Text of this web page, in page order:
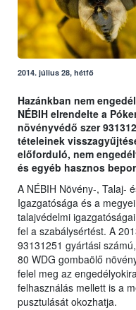
2014. július 28, hétfő
Hazánkban nem
NÉBIH elrendelte a
növényvédő szer
tételeinek
előforduló, nem
és egyéb hasznos
A NÉBIH Növény-, Talaj-
Igazgatósága és a
talajvédelmi
fel a szabálysértést. A
93131251 gyártási
80 WDG gombaölő
felel meg az
felhasználás mellett is a
pusztulását okozhatja.